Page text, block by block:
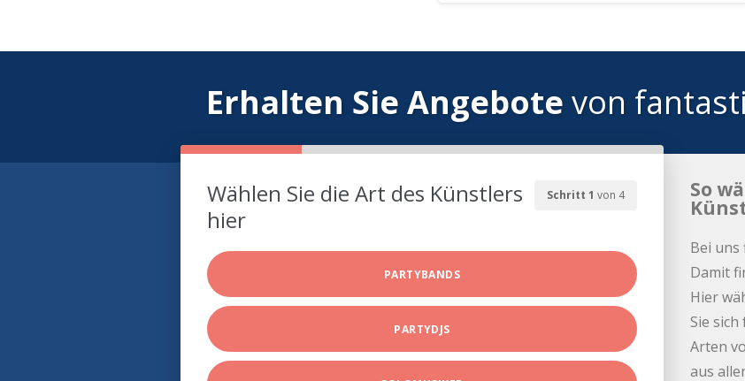
Erhalten Sie Angebote von
Schritt 1 von 4
Wählen Sie die Art des Künstlers
hier
PARTYBANDS
PARTYDJS
So
Bei uns
Damit
Hier
Sie
Arten
aus